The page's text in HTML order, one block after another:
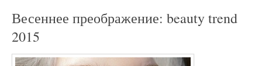
Весеннее преображение: beauty trend
2015